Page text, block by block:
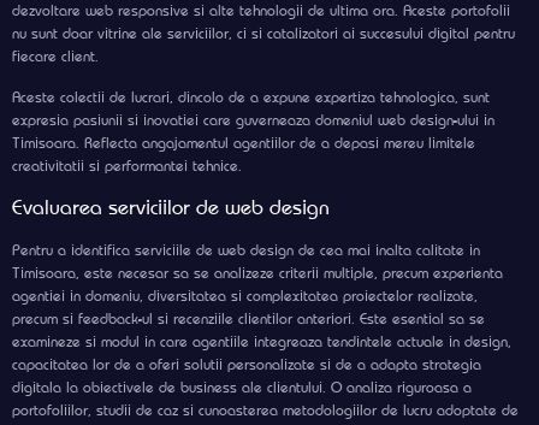
dezvoltare web responsive si alte tehnologii de ultima ora. Aceste portofolii
nu sunt doar vitrine ale serviciilor, ci si catalizatori ai succesului digital pentru
fiecare client.
Aceste colectii de lucrari, dincolo de a expune expertiza tehnologica, sunt
expresia pasiunii si inovatiei care guverneaza domeniul web design-ului in
Timisoara. Reflecta angajamentul agentiilor de a depasi mereu limitele
creativitatii si performantei tehnice.
Evaluarea serviciilor de web design
Pentru a identifica serviciile de web design de cea mai inalta calitate in
Timisoara, este necesar sa se analizeze criterii multiple, precum experienta
agentiei in domeniu, diversitatea si complexitatea proiectelor realizate,
precum si feedback-ul si recenziile clientilor anteriori. Este esential sa se
examineze si modul in care agentiile integreaza tendintele actuale in design,
capacitatea lor de a oferi solutii personalizate si de a adapta strategia
digitala la obiectivele de business ale clientului. O analiza riguroasa a
portofoliilor, studii de caz si cunoasterea metodologiilor de lucru adoptate de